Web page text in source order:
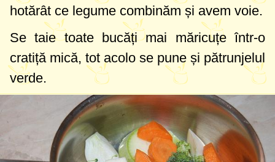
hotărât ce legume combinăm și avem voie.
Se taie toate bucăți mai măricuțe într-o
cratiță mică, tot acolo se pune și pătrunjelul
verde.